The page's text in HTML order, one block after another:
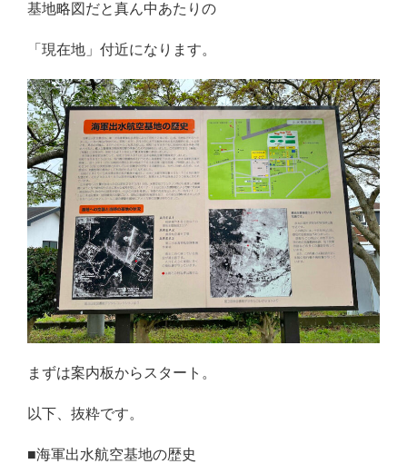
基地略図だと真ん中あたりの
「現在地」付近になります。
まずは案内板からスタート。
以下、抜粋です。
■海軍出水航空基地の歴史